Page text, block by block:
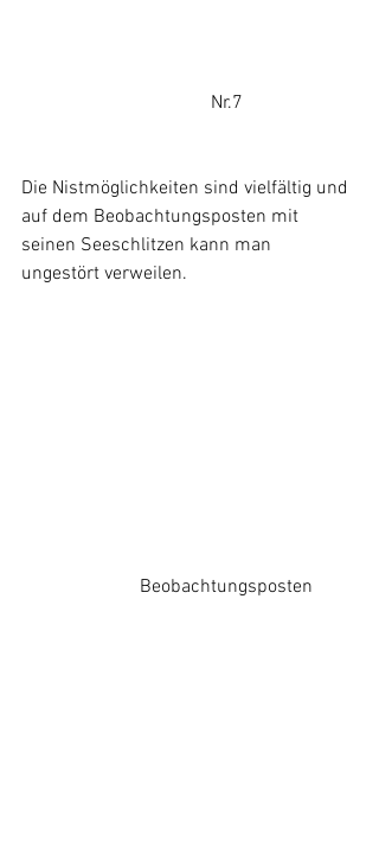
				Nr.7
Die Nistmöglichkeiten sind vielfältig und
auf dem Beobachtungsposten mit
seinen Seeschlitzen kann man
ungestört verweilen.
		     Beobachtungsposten